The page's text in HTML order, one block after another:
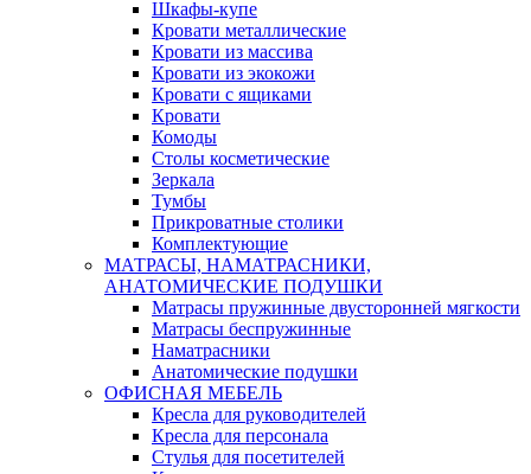
Шкафы-купе
Кровати металлические
Кровати из массива
Кровати из экокожи
Кровати с ящиками
Кровати
Комоды
Столы косметические
Зеркала
Тумбы
Прикроватные столики
Комплектующие
МАТРАСЫ, НАМАТРАСНИКИ,
АНАТОМИЧЕСКИЕ ПОДУШКИ
Матрасы пружинные двусторонней мягкости
Матрасы беспружинные
Наматрасники
Анатомические подушки
ОФИСНАЯ МЕБЕЛЬ
Кресла для руководителей
Кресла для персонала
Стулья для посетителей